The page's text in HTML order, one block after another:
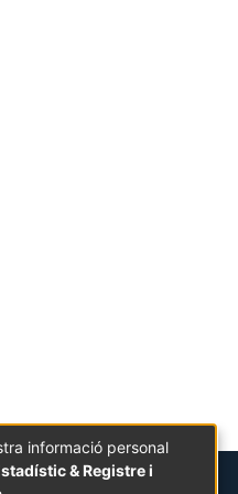
informació personal
& Registre i